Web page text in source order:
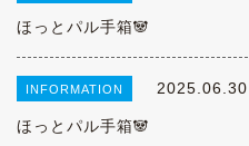
ほっとパル手箱🐼
INFORMATION 2025.06.30
ほっとパル手箱🐼